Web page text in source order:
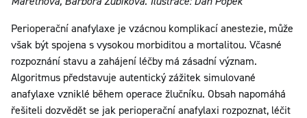
Perioperační anafylaxe je vzácnou komplikací anestezie, může
však být spojena s vysokou morbiditou a mortalitou. Včasné
rozpoznání stavu a zahájení léčby má zásadní význam.
Algoritmus představuje autentický zážitek simulované
anafylaxe vzniklé během operace žlučníku. Obsah napomáhá
řešiteli dozvědět se jak perioperační anafylaxi rozpoznat, léčit